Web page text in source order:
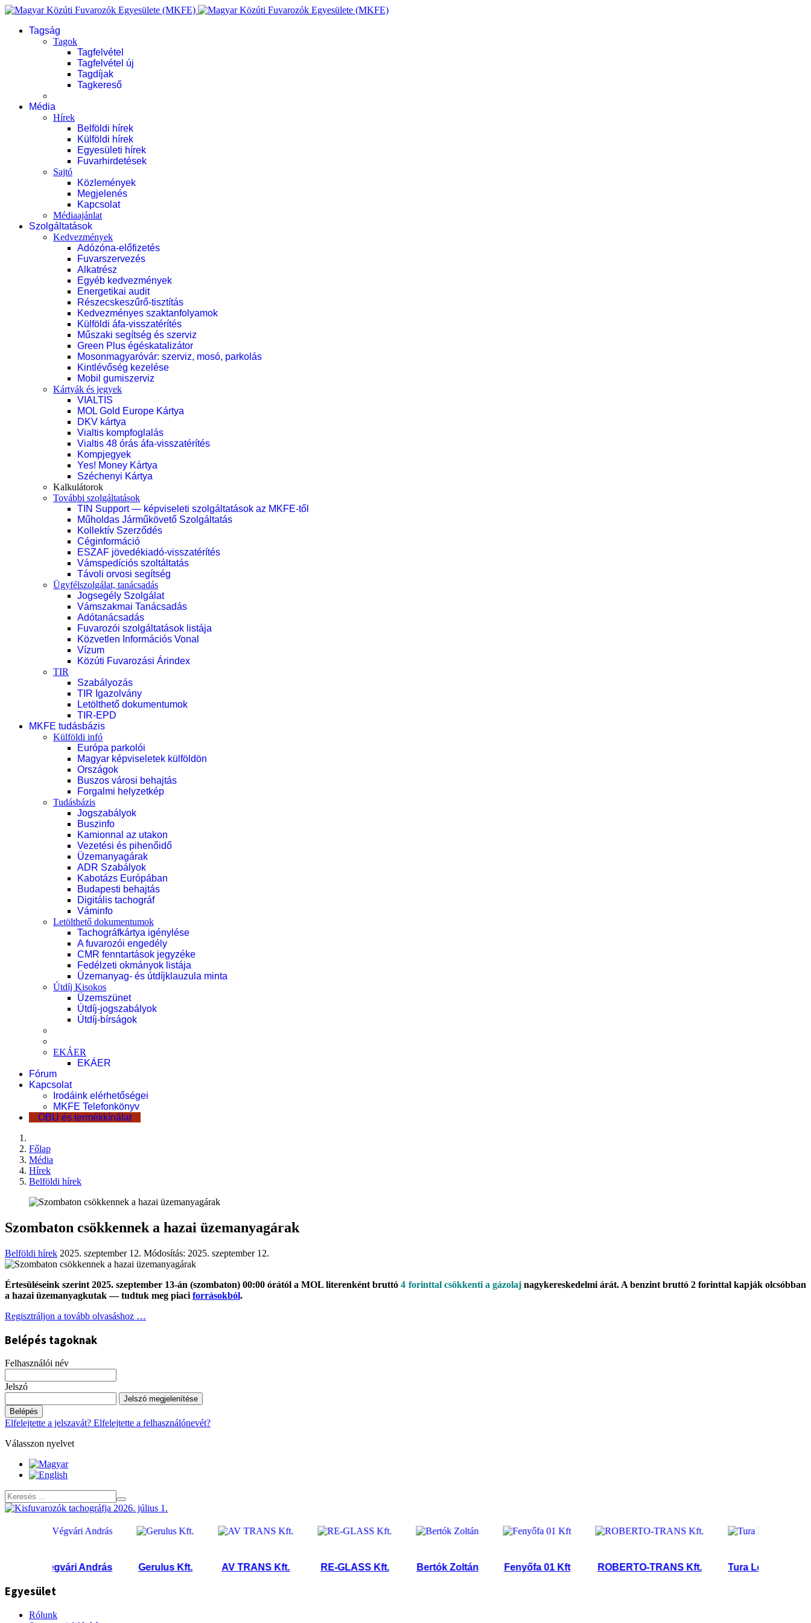
Tagság
Tagok
Tagfelvétel
Tagfelvétel új
Tagdíjak
Tagkereső
Média
Hírek
Belföldi hírek
Külföldi hírek
Egyesületi hírek
Fuvarhirdetések
Sajtó
Közlemények
Megjelenés
Kapcsolat
Médiaajánlat
Szolgáltatások
Kedvezmények
Adózóna-előfizetés
Fuvarszervezés
Alkatrész
Egyéb kedvezmények
Energetikai audit
Részecskeszűrő-tisztítás
Kedvezményes szaktanfolyamok
Külföldi áfa-visszatérítés
Műszaki segítség és szerviz
Green Plus égéskatalizátor
Mosonmagyaróvár: szerviz, mosó, parkolás
Kintlévőség kezelése
Mobil gumiszerviz
Kártyák és jegyek
VIALTIS
MOL Gold Europe Kártya
DKV kártya
Vialtis kompfoglalás
Vialtis 48 órás áfa-visszatérítés
Kompjegyek
Yes! Money Kártya
Széchenyi Kártya
Kalkulátorok
További szolgáltatások
TIN Support — képviseleti szolgáltatások az MKFE-től
Műholdas Járműkövető Szolgáltatás
Kollektív Szerződés
Céginformáció
ESZAF jövedékiadó-visszatérítés
Vámspedíciós szoltáltatás
Távoli orvosi segítség
Ügyfélszolgálat, tanácsadás
Jogsegély Szolgálat
Vámszakmai Tanácsadás
Adótanácsadás
Fuvarozói szolgáltatások listája
Közvetlen Információs Vonal
Vízum
Közúti Fuvarozási Árindex
TIR
Szabályozás
TIR Igazolvány
Letölthető dokumentumok
TIR-EPD
MKFE tudásbázis
Külföldi infó
Európa parkolói
Magyar képviseletek külföldön
Országok
Buszos városi behajtás
Forgalmi helyzetkép
Tudásbázis
Jogszabályok
Buszinfo
Kamionnal az utakon
Vezetési és pihenőidő
Üzemanyagárak
ADR Szabályok
Kabotázs Európában
Budapesti behajtás
Digitális tachográf
Váminfo
Letölthető dokumentumok
Tachográfkártya igénylése
A fuvarozói engedély
CMR fenntartások jegyzéke
Fedélzeti okmányok listája
Üzemanyag- és útdíjklauzula minta
Útdíj Kisokos
Üzemszünet
Útdíj-jogszabályok
Útdíj-bírságok
EKÁER
EKÁER
Fórum
Kapcsolat
Irodáink elérhetőségei
MKFE Telefonkönyv
OBU és termékkínálat
Főlap
Média
Hírek
Belföldi hírek
Szombaton csökkennek a hazai üzemanyagárak
Belföldi hírek 2025. szeptember 12. Módosítás: 2025. szeptember 12.
Értesüléseink szerint 2025. szeptember 13-án (szombaton) 00:00 órától a MOL literenként bruttó4 forinttal csökkenti a gázolajnagykereskedelmi árát. A benzint bruttó 2 forinttal kapják olcsóbban
a hazai üzemanyagkutak — tudtuk meg piaci forrásokból.
Regisztráljon a tovább olvasáshoz …
Belépés tagoknak
Felhasználói név
Jelszó
Jelszó megjelenítése
Belépés
Elfelejtette a jelszavát? Elfelejtette a felhasználónevét?
Válasszon nyelvet
Végvári András Gerulus Kft. AV TRANS Kft. RE-GLASS Kft. Bertók Zoltán Fenyőfa 01 Kft ROBERTO-TRANS Kft. Tura Logistic Kft.
Egyesület
Rólunk